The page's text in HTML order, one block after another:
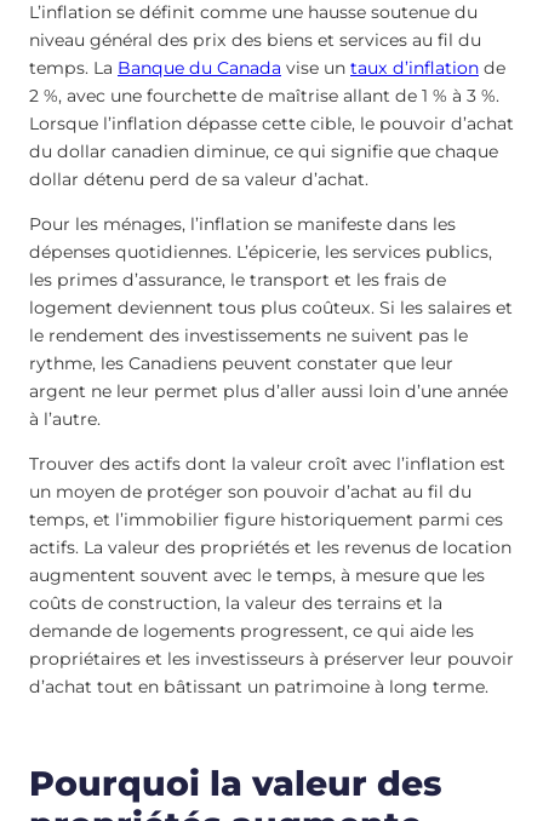
L’inflation se définit comme une hausse soutenue du
niveau général des prix des biens et services au fil du
temps. La Banque du Canada vise un taux d’inflation de
2 %, avec une fourchette de maîtrise allant de 1 % à 3 %.
Lorsque l’inflation dépasse cette cible, le pouvoir d’achat
du dollar canadien diminue, ce qui signifie que chaque
dollar détenu perd de sa valeur d’achat.
Pour les ménages, l’inflation se manifeste dans les
dépenses quotidiennes. L’épicerie, les services publics,
les primes d’assurance, le transport et les frais de
logement deviennent tous plus coûteux. Si les salaires et
le rendement des investissements ne suivent pas le
rythme, les Canadiens peuvent constater que leur
argent ne leur permet plus d’aller aussi loin d’une année
à l’autre.
Trouver des actifs dont la valeur croît avec l’inflation est
un moyen de protéger son pouvoir d’achat au fil du
temps, et l’immobilier figure historiquement parmi ces
actifs. La valeur des propriétés et les revenus de location
augmentent souvent avec le temps, à mesure que les
coûts de construction, la valeur des terrains et la
demande de logements progressent, ce qui aide les
propriétaires et les investisseurs à préserver leur pouvoir
d’achat tout en bâtissant un patrimoine à long terme.
Pourquoi la valeur des